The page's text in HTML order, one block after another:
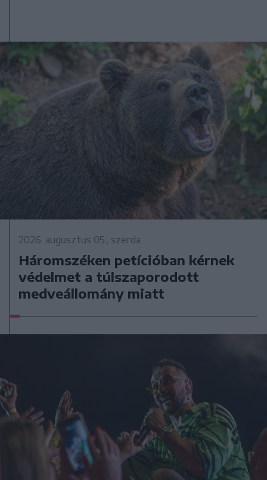
2026. augusztus 05., szerda
Háromszéken petícióban kérnek
védelmet a túlszaporodott
medveállomány miatt